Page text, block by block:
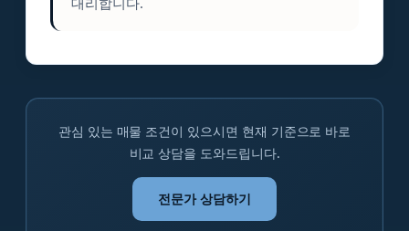
관심 있는 매물 조건이 있으시면 현재 기준으로 바로
비교 상담을 도와드립니다.
전문가 상담하기